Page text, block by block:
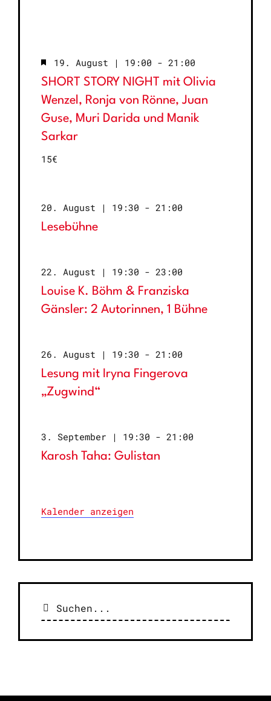
Hervorgehoben
19. August | 19:00 - 21:00
SHORT STORY NIGHT mit Olivia
Wenzel, Ronja von Rönne, Juan
Guse, Muri Darida und Manik
Sarkar
15€
20. August | 19:30 - 21:00
Lesebühne
22. August | 19:30 - 23:00
Louise K. Böhm & Franziska
Gänsler: 2 Autorinnen, 1 Bühne
26. August | 19:30 - 21:00
Lesung mit Iryna Fingerova
„Zugwind“
3. September | 19:30 - 21:00
Karosh Taha: Gulistan
Kalender anzeigen
Suche
nach: